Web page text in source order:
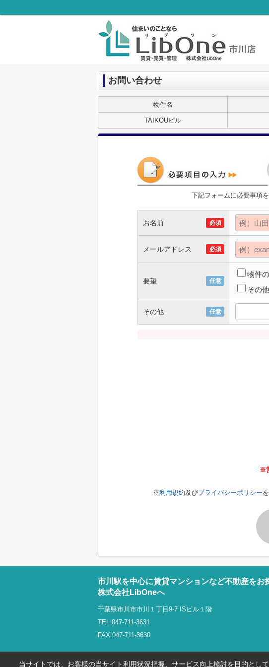
お問い合わせ
物件名
TAIKOUビル
下記フォームに必要事項
お名前 必須
メールアドレス 必須
要望 任意
物件
その他
その他 任意
※
※利用規約及びプライバシーポリシー
市川駅を中心に賃貸マンションなど不動産をお
株式会社LibOneへ
千葉県市川市市川１丁目9-7 ISビル１階
TEL:047-711-3631
FAX:047-711-3630
当サイトでは、お客様の当サイト利用状況把握、サービス向上検討を目的とし